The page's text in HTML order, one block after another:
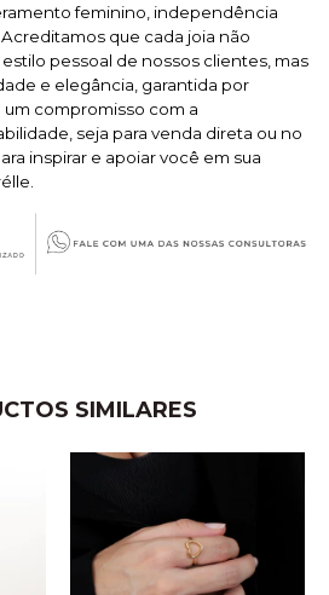
feminino, independência
que cada joia não
pessoal de nossos clientes, mas
e elegância, garantida por
compromisso com a
seja para venda direta ou no
inspirar e apoiar você em sua
SIMILARES